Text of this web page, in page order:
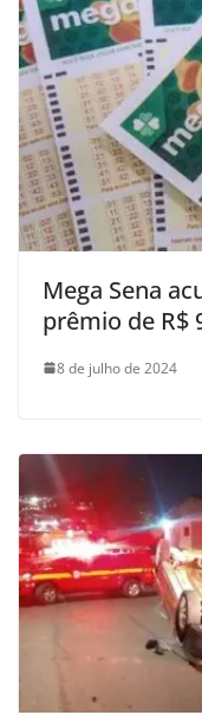
Mega Sena
prêmio de R$
8 de julho de 2024